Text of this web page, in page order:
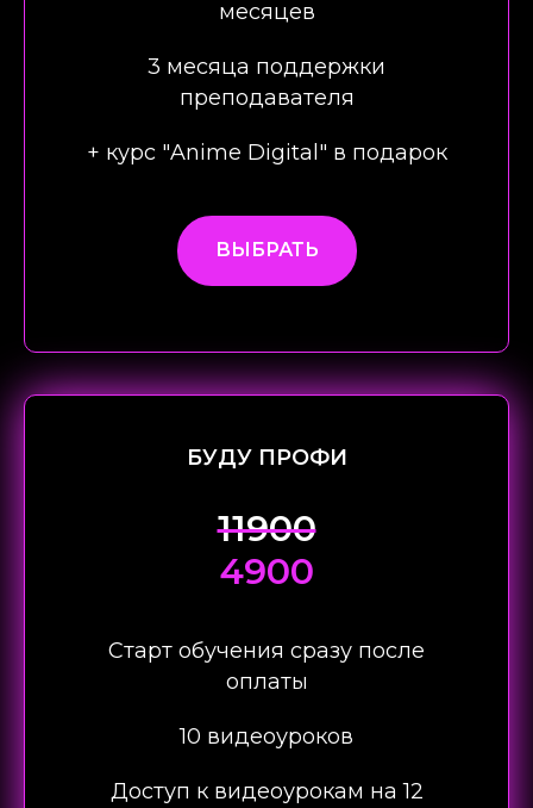
месяцев
3 месяца поддержки
преподавателя
+ курс "Anime Digital" в подарок
ВЫБРАТЬ
БУДУ ПРОФИ
11900
4900
Старт обучения сразу после
оплаты
10 видеоуроков
Доступ к видеоурокам на 12